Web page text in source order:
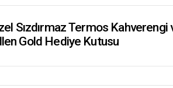
Sızdırmaz Termos Kahverengi
Gold Hediye Kutusu